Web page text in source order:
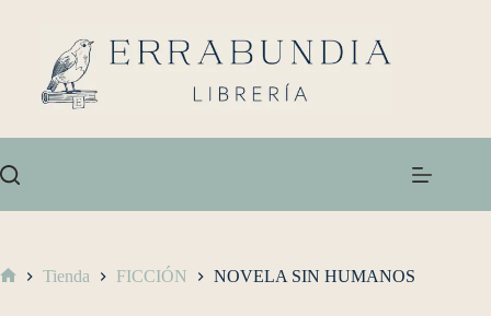
Tienda FICCIÓN NOVELA SIN HUMANOS